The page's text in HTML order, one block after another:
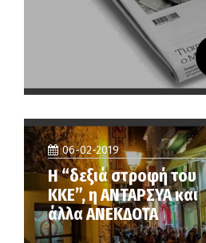
06-02-2019
Η “δεξιά στροφή του
ΚΚΕ”, η ΑΝΤΑΡΣΥΑ και
άλλα ΑΝΕΚΔΟΤΑ